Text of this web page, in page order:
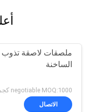
ملصقات لاصقة تذوب
الساخنة
negotiable MOQ:1000 كجم
الاتصال